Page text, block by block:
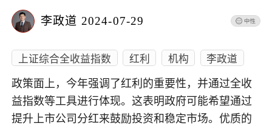
李政道 2024-07-29
上证综合全收益指数 红利 机构 李政道
政策面上，今年强调了红利的重要性，并通过全收
益指数等工具进行体现。这表明政府可能希望通过
提升上市公司分红来鼓励投资和稳定市场。优质的